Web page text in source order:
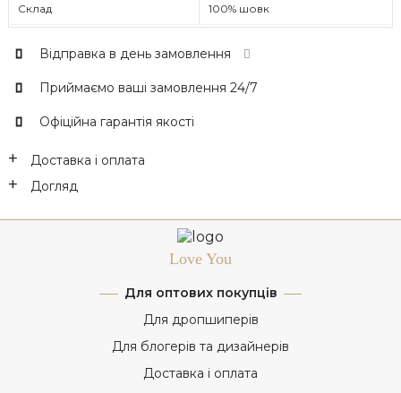
Склад 100% шовк
Відправка в день замовлення
Приймаємо ваші замовлення 24/7
Офіційна гарантія якості
Доставка і оплата
Догляд
Love You
Для оптових покупців
Для дропшиперів
Для блогерів та дизайнерів
Доставка і оплата